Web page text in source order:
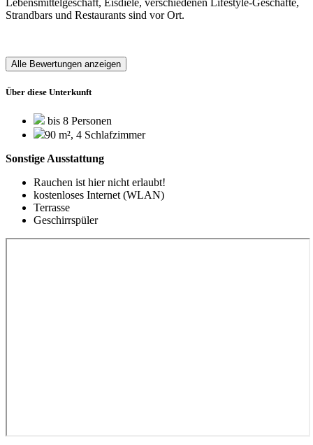
Strandbars und Restaurants sind vor Ort.
Alle Bewertungen anzeigen
Über diese Unterkunft
bis 8 Personen
90 m², 4 Schlafzimmer
Sonstige Ausstattung
Rauchen ist hier nicht erlaubt!
kostenloses Internet (WLAN)
Terrasse
Geschirrspüler